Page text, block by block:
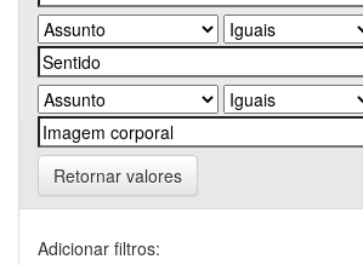
Retornar valores
Adicionar filtros: